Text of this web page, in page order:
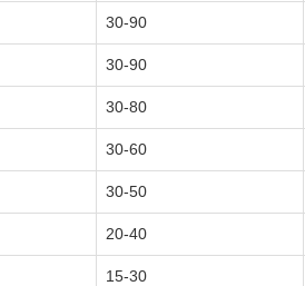
30-90
30-90
30-80
30-60
30-50
20-40
15-30